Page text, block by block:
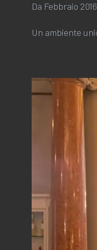
Da Febbraio
Un ambiente